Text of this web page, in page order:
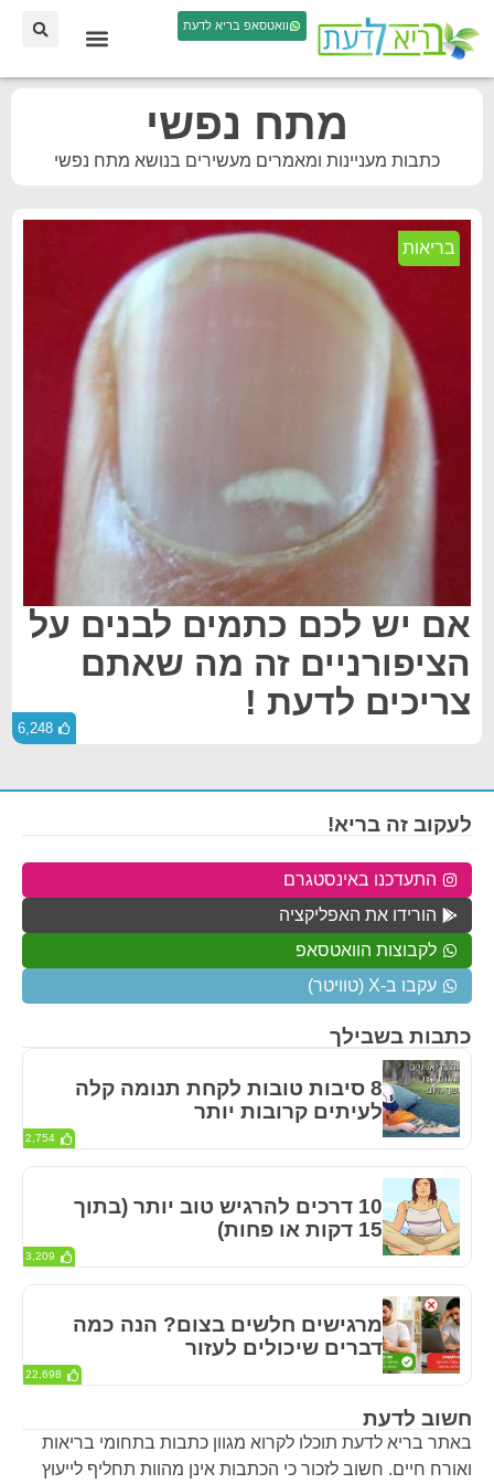
וואטסאפ בריא לדעת
מתח נפשי
כתבות מעניינות ומאמרים מעשירים בנושא מתח נפשי
בריאות
אם יש לכם כתמים לבנים על
הציפורניים זה מה שאתם
צריכים לדעת !
6,248
חשוב לדעת
באתר בריא לדעת תוכלו לקרוא מגוון כתבות בתחומי בריאות
ואורח חיים. חשוב לזכור כי הכתבות אינן מהוות תחליף לייעוץ
כתבות בשבילך
8 סיבות טובות לקחת תנומה קלה
לעיתים קרובות יותר
2,754
10 דרכים להרגיש טוב יותר (בתוך
15 דקות או פחות)
3,209
מרגישים חלשים בצום? הנה כמה
דברים שיכולים לעזור
22,698
לעקוב זה בריא!
התעדכנו באינסטגרם
הורידו את האפליקציה
לקבוצות הוואטסאפ
עקבו ב-X (טוויטר)